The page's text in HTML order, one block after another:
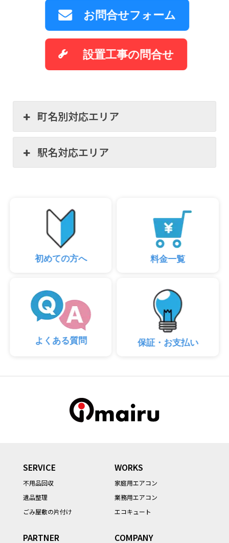
お問合せフォーム
設置工事の問合せ
町名別対応エリア
駅名対応エリア
初めての方へ 料金一覧
よくある質問 保証・お支払い
SERVICE
不用品回収
遺品整理
ごみ屋敷の片付け
WORKS
家庭用エアコン
業務用エアコン
エコキュート
PARTNER COMPANY